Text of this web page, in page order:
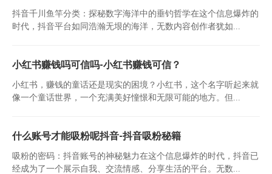
抖音千川鱼竿分类：探秘数字海洋中的垂钓哲学在这个信息爆炸的
时代，抖音平台如同浩瀚无垠的海洋，无数内容创作者犹如...
小红书赚钱吗可信吗-小红书赚钱可信？
小红书，赚钱的童话还是现实的困境？小红书，这个名字听起来就
像一个童话世界，一个充满美好憧憬和无限可能的地方。但...
什么账号才能吸粉呢抖音-抖音吸粉秘籍
吸粉的密码：抖音账号的神秘魅力在这个信息爆炸的时代，抖音已
经成为了一个展示自我、交流情感、分享生活的平台。无数...